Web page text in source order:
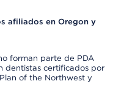
afiliados en Oregon y
forman parte de PDA
dentistas certificados por
of the Northwest y